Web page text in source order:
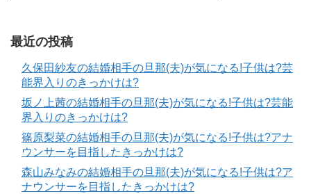
最近の投稿
久保田紗友の結婚相手の旦那(夫)が気になる!子供は?芸
能界入りのきっかけは?
坂ノ上茜の結婚相手の旦那(夫)が気になる!子供は?芸能
界入りのきっかけは?
篠原梨菜の結婚相手の旦那(夫)が気になる!子供は?アナ
ウンサーを目指したきっかけは?
森山みなみの結婚相手の旦那(夫)が気になる!子供は?ア
ナウンサーを目指したきっかけは?